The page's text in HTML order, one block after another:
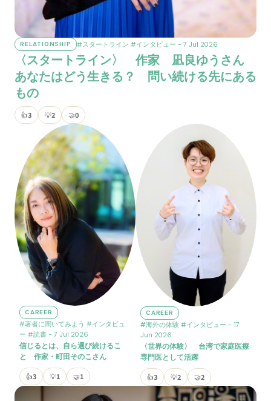
RELATIONSHIP #スタートライン #インタビュー - 7 Jul 2026
〈スタートライン〉 作家 凪良ゆうさん
あなたはどう生きる？ 問い続ける先にある
もの
👍3 💡2 🤝0
CAREER
#著者に聞いてみよう #インタビュ
ー #読書 - 7 Jul 2026
信じるとは、自ら選び続けるこ
と 作家・町田そのこさん
👍3 💡1 🤝1
CAREER
#海外の体験 #インタビュー - 17
Jun 2026
〈世界の体験〉 台湾で家庭医療
専門医として活躍
👍3 💡2 🤝2